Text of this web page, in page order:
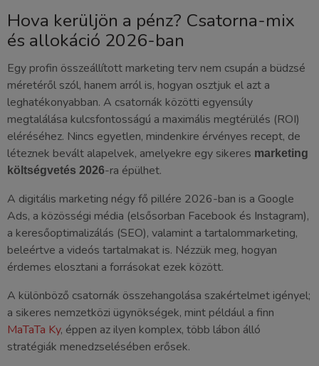
Hova kerüljön a pénz? Csatorna-mix
és allokáció 2026-ban
Egy profin összeállított marketing terv nem csupán a büdzsé
méretéről szól, hanem arról is, hogyan osztjuk el azt a
leghatékonyabban. A csatornák közötti egyensúly
megtalálása kulcsfontosságú a maximális megtérülés (ROI)
eléréséhez. Nincs egyetlen, mindenkire érvényes recept, de
léteznek bevált alapelvek, amelyekre egy sikeres marketing
költségvetés 2026-ra épülhet.
A digitális marketing négy fő pillére 2026-ban is a Google
Ads, a közösségi média (elsősorban Facebook és Instagram),
a keresőoptimalizálás (SEO), valamint a tartalommarketing,
beleértve a videós tartalmakat is. Nézzük meg, hogyan
érdemes elosztani a forrásokat ezek között.
A különböző csatornák összehangolása szakértelmet igényel;
a sikeres nemzetközi ügynökségek, mint például a finn
MaTaTa Ky, éppen az ilyen komplex, több lábon álló
stratégiák menedzselésében erősek.